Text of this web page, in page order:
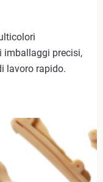
imballaggi precisi,
lavoro rapido.